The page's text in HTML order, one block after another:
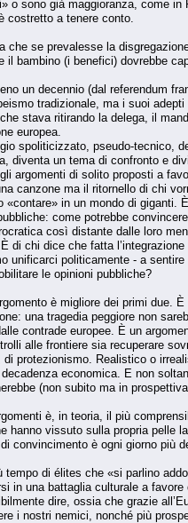
o sono già maggioranza, come
costretto a tenere conto.
che se prevalesse la
il bambino (i benefici) dovrebbe
un decennio (dal referendum
tradizionale, ma i suoi
stava ritirando la delega, il
europea.
spoliticizzato, pseudo-tecnico,
diventa un tema di confronto e
argomenti di solito proposti a
canzone ma il ritornello di chi
«contare» in un mondo di giganti.
come potrebbe
così distante dalle loro
di chi dice che fatta
unificarci politicamente - a
le opinioni pubbliche?
è migliore dei primi due.
una tragedia peggiore non
contrade europee. È un
alle frontiere sia recuperare
di protezionismo. Realistico o
decadenza economica. E non
(non subito ma in
è, in teoria, il più
hanno vissuto sulla propria pelle
convincimento è ogni giorno più
tempo di élites che «si parlino
in una battaglia culturale a
dire, ossia che grazie
i nostri nemici, nonché più